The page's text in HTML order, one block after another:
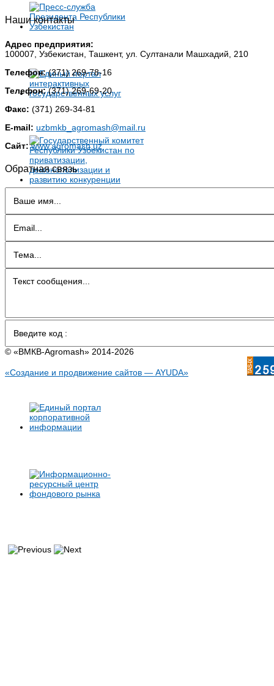
Наши контакты
Адрес предприятия:
100007, Узбекистан, Ташкент, ул. Султанали Машхадий, 210
Телефон:(371) 269-78-16
Телефон:(371) 269-69-20
Факс: (371) 269-34-81
E-mail: uzbmkb_agromash@mail.ru
Сайт: www.agromash.uz
Обратная связь
© «BMКB-Аgromash» 2014-2026
«Создание и продвижение сайтов — AYUDA»